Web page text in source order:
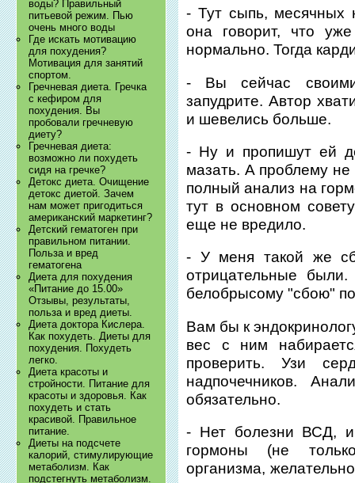
воды? Правильный
питьевой режим. Пью
очень много воды
Где искать мотивацию
для похудения?
Мотивация для занятий
спортом.
Гречневая диета. Гречка
с кефиром для
похудения. Вы
пробовали гречневую
диету?
Гречневая диета:
возможно ли похудеть
сидя на гречке?
Детокс диета. Очищение
детокс диетой. Зачем
нам может пригодиться
американский маркетинг?
Детский гематоген при
правильном питании.
Польза и вред
гематогена
Диета для похудения
«Питание до 15.00»
Отзывы, результаты,
польза и вред диеты.
Диета доктора Кислера.
Как похудеть. Диеты для
похудения. Похудеть
легко.
Диета красоты и
стройности. Питание для
красоты и здоровья. Как
похудеть и стать
красивой. Правильное
питание.
Диеты на подсчете
калорий, стимулирующие
метаболизм. Как
подстегнуть метаболизм.
- Тут сыпь, месячных
она говорит, что
нормально. Тогда
- Вы сейчас
запудрите. Автор
и шевелись больше.
- Ну и пропишут ей
мазать. А проблему
полный анализ на
тут в основном
еще не вредило.
- У меня такой же
отрицательные
белобрысому "сбою"
Вам бы к
вес с ним
проверить. Узи
надпочечников.
обязательно.
- Нет болезни ВСД,
гормоны (не
организма,